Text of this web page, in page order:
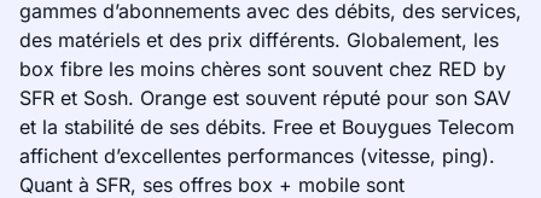
gammes d’abonnements avec des débits, des services,
des matériels et des prix différents. Globalement, les
box fibre les moins chères sont souvent chez RED by
SFR et Sosh. Orange est souvent réputé pour son SAV
et la stabilité de ses débits. Free et Bouygues Telecom
affichent d’excellentes performances (vitesse, ping).
Quant à SFR, ses offres box + mobile sont